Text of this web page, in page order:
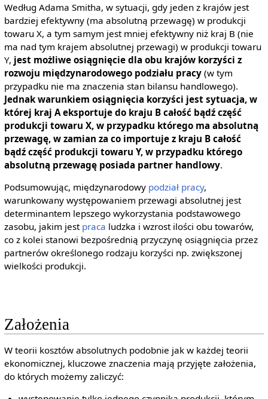
Według Adama Smitha, w sytuacji, gdy jeden z krajów jest
bardziej efektywny (ma absolutną przewagę) w produkcji
towaru X, a tym samym jest mniej efektywny niż kraj B (nie
ma nad tym krajem absolutnej przewagi) w produkcji towaru
Y, jest możliwe osiągnięcie dla obu krajów korzyści z
rozwoju międzynarodowego podziału pracy(w tym
przypadku nie ma znaczenia stan bilansu handlowego).
Jednak warunkiem osiągnięcia korzyści jest sytuacja, w
której kraj A eksportuje do kraju B całość bądź część
produkcji towaru X, w przypadku którego ma absolutną
przewagę, w zamian za co importuje z kraju B całość
bądź część produkcji towaru Y, w przypadku którego
absolutną przewagę posiada partner handlowy.
Podsumowując, międzynarodowy podział pracy,
warunkowany występowaniem przewagi absolutnej jest
determinantem lepszego wykorzystania podstawowego
zasobu, jakim jest praca ludzka i wzrost ilości obu towarów,
co z kolei stanowi bezpośrednią przyczynę osiągnięcia przez
partnerów określonego rodzaju korzyści np. zwiększonej
wielkości produkcji.
Założenia
W teorii kosztów absolutnych podobnie jak w każdej teorii
ekonomicznej, kluczowe znaczenia mają przyjęte założenia,
do których możemy zaliczyć: